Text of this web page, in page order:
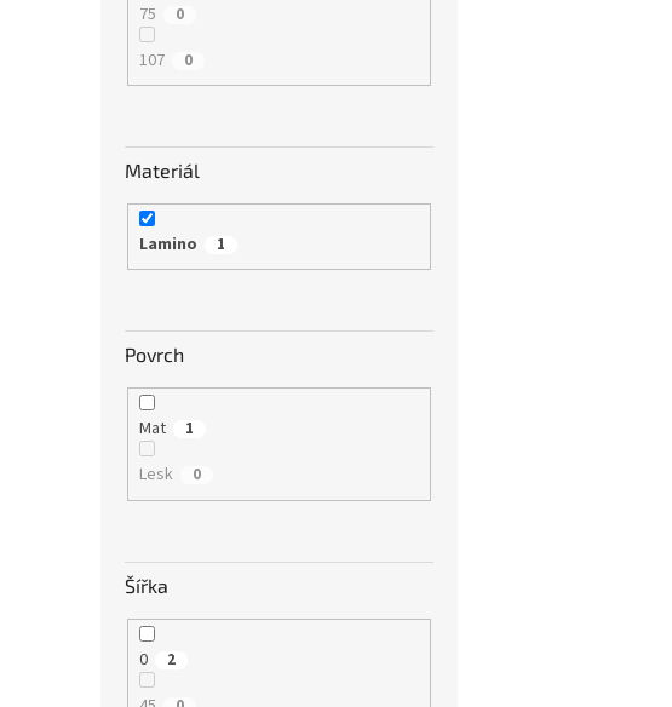
75 0
107 0
Materiál
Lamino 1
Povrch
Mat 1
Lesk 0
Šířka
0 2